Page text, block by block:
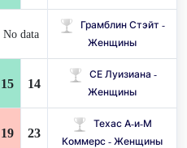
No data
Грамблин Стэйт -
Женщины
15 14
СЕ Луизиана -
Женщины
19 23
Техас А-и-М
Коммерс - Женщины